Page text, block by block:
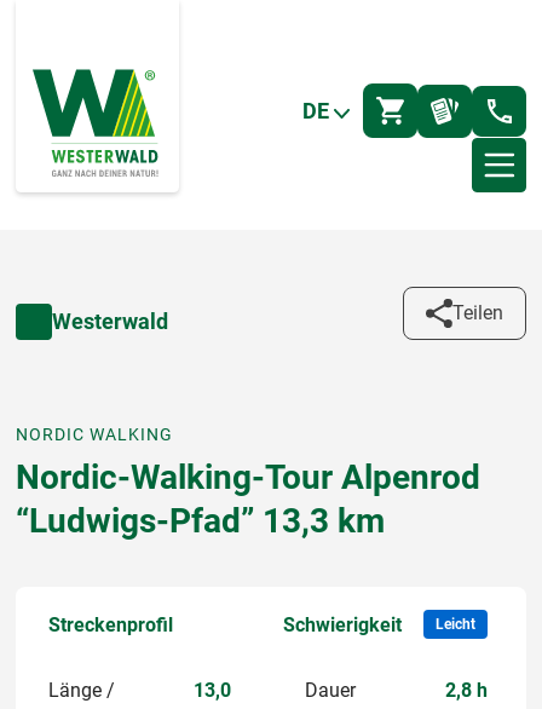
DE
Westerwald Teilen
NORDIC WALKING
Nordic-Walking-Tour Alpenrod
“Ludwigs-Pfad” 13,3 km
Streckenprofil Schwierigkeit Leicht
Länge /
13,0
Dauer 2,8 h